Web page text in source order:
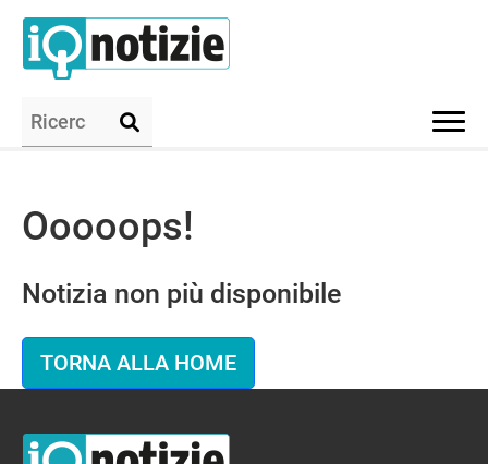
Ooooops!
Notizia non più disponibile
TORNA ALLA HOME
IQ Notizie